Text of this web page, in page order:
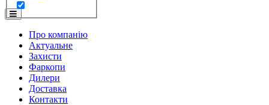
Про компанію
Актуальне
Захисти
Фаркопи
Дилери
Доставка
Контакти